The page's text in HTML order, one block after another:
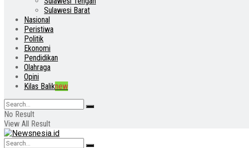
Sulawesi Barat
Nasional
Peristiwa
Politik
Ekonomi
Pendidikan
Olahraga
Opini
Kilas Baliknew
No Result
View All Result